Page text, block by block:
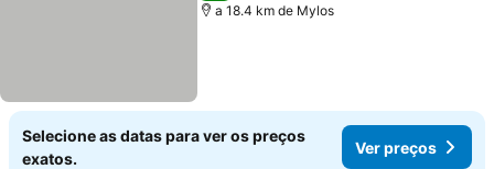
a 18.4 km de Mylos
Selecione as datas para ver os preços
exatos.
Ver preços